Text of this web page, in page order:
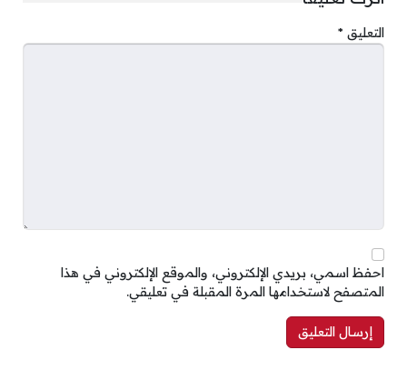
التعليق *
احفظ اسمي، بريدي الإلكتروني، والموقع الإلكتروني في هذا
المتصفح لاستخدامها المرة المقبلة في تعليقي.